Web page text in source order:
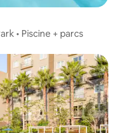
• Piscine + parcs